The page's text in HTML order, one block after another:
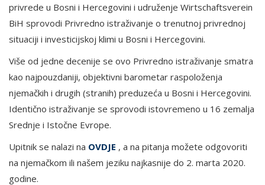
privrede u Bosni i Hercegovini i udruženje Wirtschaftsverein
BiH sprovodi Privredno istraživanje o trenutnoj privrednoj
situaciji i investicijskoj klimi u Bosni i Hercegovini.
Više od jedne decenije se ovo Privredno istraživanje smatra
kao najpouzdaniji, objektivni barometar raspoloženja
njemačkih i drugih (stranih) preduzeća u Bosni i Hercegovini.
Identično istraživanje se sprovodi istovremeno u 16 zemalja
Srednje i Istočne Evrope.
Upitnik se nalazi na OVDJE , a na pitanja možete odgovoriti
na njemačkom ili našem jeziku najkasnije do 2. marta 2020.
godine.